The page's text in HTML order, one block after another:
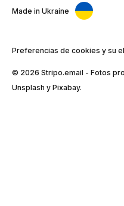
Made in Ukraine
Preferencias de cookies y su
© 2026 Stripо.email - Fotos
Unsplash y Pixabay.